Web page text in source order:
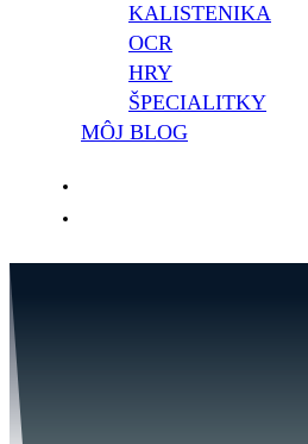
KALISTENIKA
OCR
HRY
ŠPECIALITKY
MÔJ BLOG